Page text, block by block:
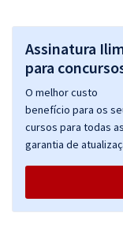
Assinatura
para
O melhor custo
benefício para os
cursos para todas
garantia de